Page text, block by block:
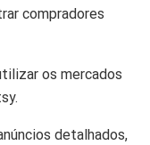
compradores
os mercados
detalhados,